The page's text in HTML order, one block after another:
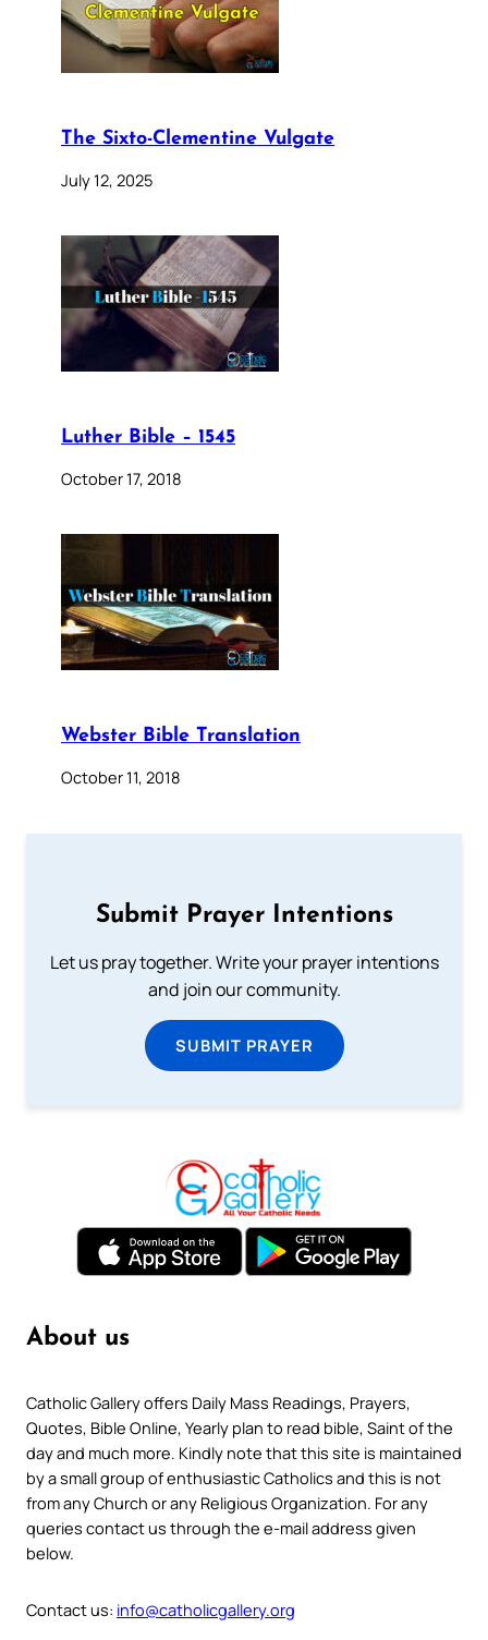
The Sixto-Clementine Vulgate
July 12, 2025
Luther Bible – 1545
October 17, 2018
Webster Bible Translation
October 11, 2018
Submit Prayer Intentions
Let us pray together. Write your prayer intentions
and join our community.
SUBMIT PRAYER
About us
Catholic Gallery offers Daily Mass Readings, Prayers,
Quotes, Bible Online, Yearly plan to read bible, Saint of the
day and much more. Kindly note that this site is maintained
by a small group of enthusiastic Catholics and this is not
from any Church or any Religious Organization. For any
queries contact us through the e-mail address given
below.
Contact us: info@catholicgallery.org